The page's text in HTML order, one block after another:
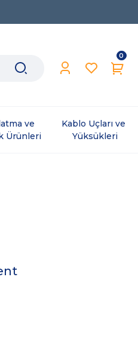
0
ve
Ürünleri
Kablo Uçları ve
Yüksükleri